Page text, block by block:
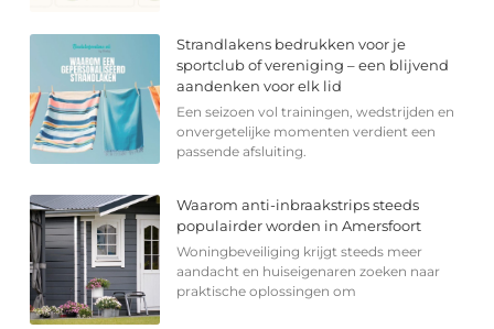
Strandlakens bedrukken voor je
sportclub of vereniging – een blijvend
aandenken voor elk lid
Een seizoen vol trainingen, wedstrijden en
onvergetelijke momenten verdient een
passende afsluiting.
Waarom anti-inbraakstrips steeds
populairder worden in Amersfoort
Woningbeveiliging krijgt steeds meer
aandacht en huiseigenaren zoeken naar
praktische oplossingen om